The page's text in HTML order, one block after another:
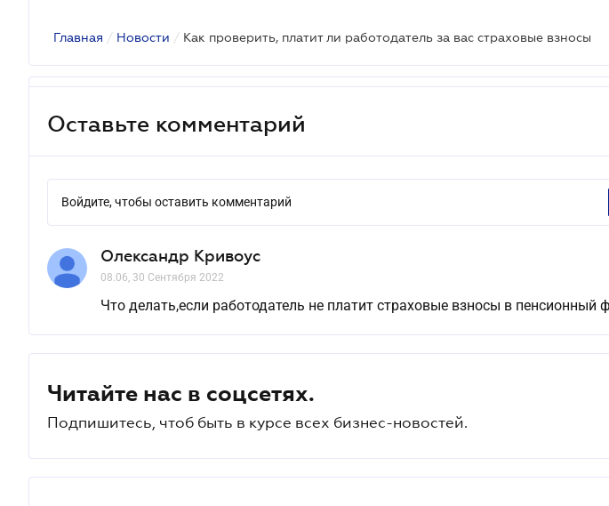
Главная / Новости / Как проверить, платит ли работодатель за вас страховые взносы
Оставьте комментарий
Войдите, чтобы оставить комментарий
Олександр Кривоус
08.06, 30 Сентября 2022
Что делать,если работодатель не платит страховые взносы в пенсионный
Читайте нас в соцсетях.
Подпишитесь, чтоб быть в курсе всех бизнес-новостей.